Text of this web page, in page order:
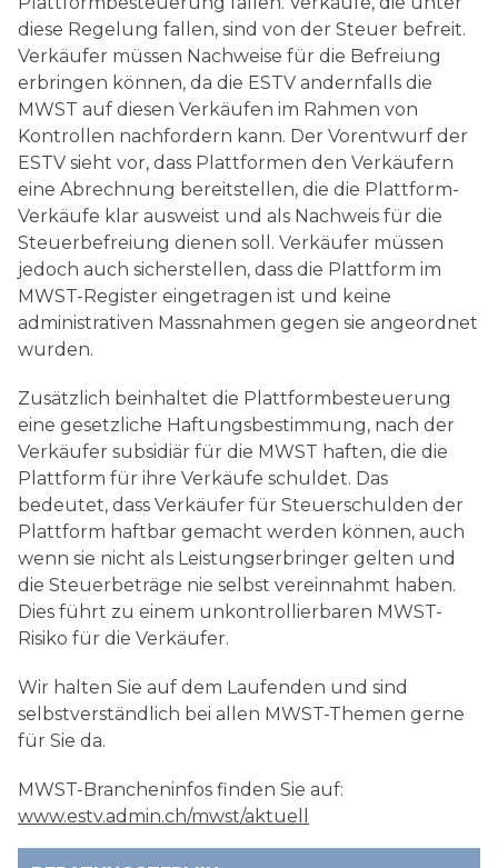
diese Regelung fallen, sind von der Steuer befreit.
Verkäufer müssen Nachweise für die Befreiung
erbringen können, da die ESTV andernfalls die
MWST auf diesen Verkäufen im Rahmen von
Kontrollen nachfordern kann. Der Vorentwurf der
ESTV sieht vor, dass Plattformen den Verkäufern
eine Abrechnung bereitstellen, die die Plattform-
Verkäufe klar ausweist und als Nachweis für die
Steuerbefreiung dienen soll. Verkäufer müssen
jedoch auch sicherstellen, dass die Plattform im
MWST-Register eingetragen ist und keine
administrativen Massnahmen gegen sie angeordnet
wurden.
Zusätzlich beinhaltet die Plattformbesteuerung
eine gesetzliche Haftungsbestimmung, nach der
Verkäufer subsidiär für die MWST haften, die die
Plattform für ihre Verkäufe schuldet. Das
bedeutet, dass Verkäufer für Steuerschulden der
Plattform haftbar gemacht werden können, auch
wenn sie nicht als Leistungserbringer gelten und
die Steuerbeträge nie selbst vereinnahmt haben.
Dies führt zu einem unkontrollierbaren MWST-
Risiko für die Verkäufer.
Wir halten Sie auf dem Laufenden und sind
selbstverständlich bei allen MWST-Themen gerne
für Sie da.
MWST-Brancheninfos finden Sie auf:
www.estv.admin.ch/mwst/aktuell